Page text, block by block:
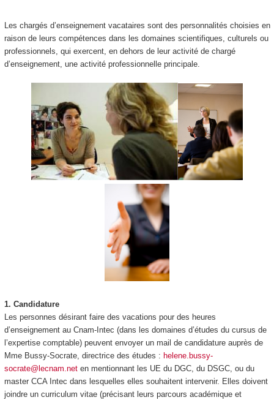
Les chargés d’enseignement vacataires sont des personnalités choisies en
raison de leurs compétences dans les domaines scientifiques, culturels ou
professionnels, qui exercent, en dehors de leur activité de chargé
d’enseignement, une activité professionnelle principale.
1. Candidature
Les personnes désirant faire des vacations pour des heures
d’enseignement au Cnam-Intec (dans les domaines d’études du cursus de
l’expertise comptable) peuvent envoyer un mail de candidature auprès de
Mme Bussy-Socrate, directrice des études : helene.bussy-
socrate@lecnam.neten mentionnant les UE du DGC, du DSGC, ou du
master CCA Intec dans lesquelles elles souhaitent intervenir. Elles doivent
joindre un curriculum vitae (précisant leurs parcours académique et